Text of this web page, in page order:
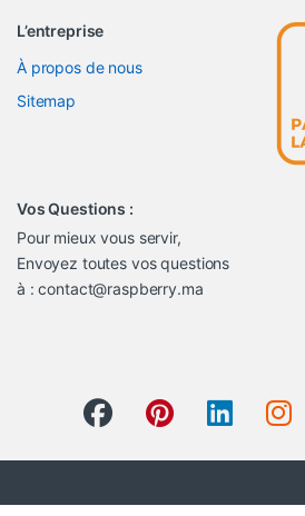
L’entreprise
À propos de nous
Sitemap
Vos Questions :
Pour mieux vous servir,
Envoyez toutes vos questions
à : contact@raspberry.ma